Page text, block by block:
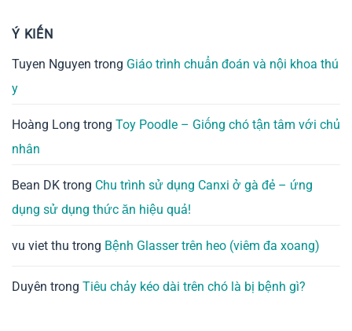
Ý KIẾN
Tuyen Nguyen trong Giáo trình chuẩn đoán và nội khoa thú
y
Hoàng Long trong Toy Poodle – Giống chó tận tâm với chủ
nhân
Bean DK trong Chu trình sử dụng Canxi ở gà đẻ – ứng
dụng sử dụng thức ăn hiệu quả!
vu viet thu trong Bệnh Glasser trên heo (viêm đa xoang)
Duyên trong Tiêu chảy kéo dài trên chó là bị bệnh gì?